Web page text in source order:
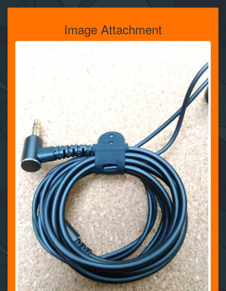
Image Attachment